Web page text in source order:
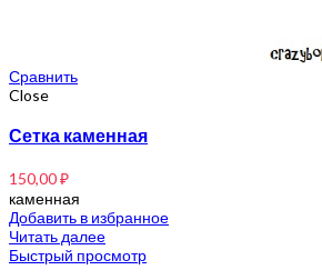
Сравнить
Close
Сетка каменная
150,00₽
каменная
Добавить в избранное
Читать далее
Быстрый просмотр